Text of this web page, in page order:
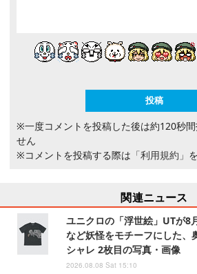
※一度コメントを投稿した後は約120秒
せん
※コメントを投稿する際は 「利用規約」
関連ニュース
ユニクロの「浮世絵」UTが8
など妖怪をモチーフにした、
シャレ 2枚目の写真・画像
2026.08.08 Sat 15:10